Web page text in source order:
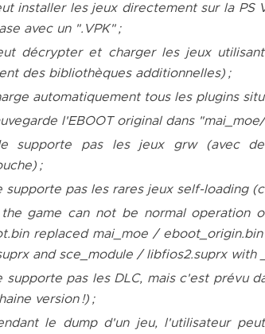
installer les jeux directement sur la PS
avec un ".VPK" ;
décrypter et charger les jeux
des bibliothèques additionnelles) ;
automatiquement tous les plugins
l'EBOOToriginal dans
supporte pas les jeux grw(avec
;
supporte pas les rares jeux self-loading
game can not be normal operation
replaced mai_moe /
and sce_module / libfios2.suprx with
supporte pas les DLC, mais c'est prévu
version !) ;
le dumpd'un jeu, l'utilisateur